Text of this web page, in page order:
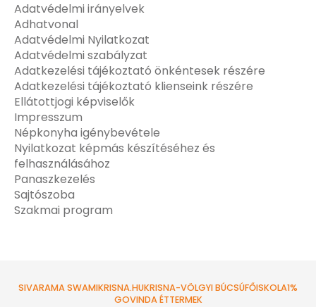
Adatvédelmi irányelvek
Adhatvonal
Adatvédelmi Nyilatkozat
Adatvédelmi szabályzat
Adatkezelési tájékoztató önkéntesek részére
Adatkezelési tájékoztató klienseink részére
Ellátottjogi képviselők
Impresszum
Népkonyha igénybevétele
Nyilatkozat képmás készítéséhez és
felhasználásához
Panaszkezelés
Sajtószoba
Szakmai program
SIVARAMA SWAMIKRISNA.HUKRISNA-VÖLGYI BÚCSÚFŐISKOLA1%
GOVINDA ÉTTERMEK